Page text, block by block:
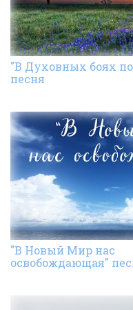
"В Духовных боях
песня
"В Новый Мир нас
освобождающая"